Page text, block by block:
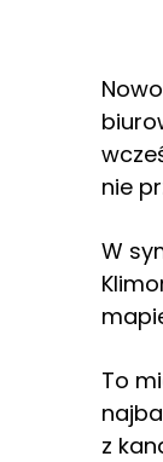
nie
W
To
z